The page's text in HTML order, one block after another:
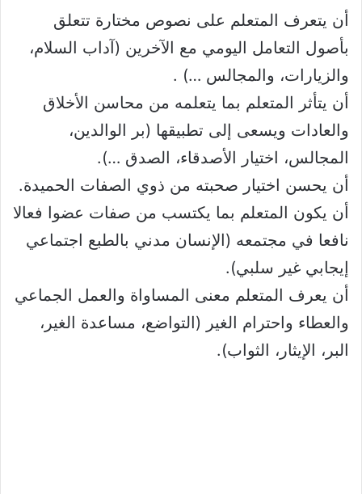
أن يتعرف المتعلم على نصوص مختارة تتعلق
بأصول التعامل اليومي مع الآخرين (آداب السلام،
والزيارات، والمجالس …) .
أن يتأثر المتعلم بما يتعلمه من محاسن الأخلاق
والعادات ويسعى إلى تطبيقها (بر الوالدين،
المجالس، اختيار الأصدقاء، الصدق …).
أن يحسن اختيار صحبته من ذوي الصفات الحميدة.
أن يكون المتعلم بما يكتسب من صفات عضوا فعالا
نافعا في مجتمعه (الإنسان مدني بالطبع اجتماعي
إيجابي غير سلبي).
أن يعرف المتعلم معنى المساواة والعمل الجماعي
والعطاء واحترام الغير (التواضع، مساعدة الغير،
البر، الإيثار، الثواب).